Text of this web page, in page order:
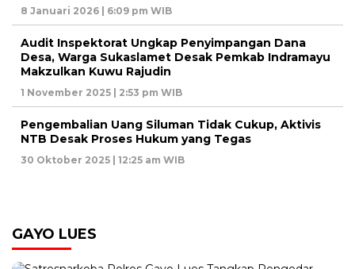
8 Januari 2026 | 6:09 pm WIB
Audit Inspektorat Ungkap Penyimpangan Dana
Desa, Warga Sukaslamet Desak Pemkab Indramayu
Makzulkan Kuwu Rajudin
1 November 2025 | 2:53 pm WIB
Pengembalian Uang Siluman Tidak Cukup, Aktivis
NTB Desak Proses Hukum yang Tegas
30 Oktober 2025 | 12:25 am WIB
GAYO LUES